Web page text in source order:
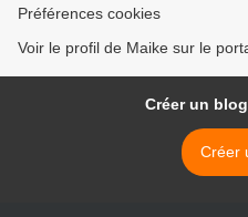
Préférences cookies
Voir le profil de Maike sur le
Créer un
Créer